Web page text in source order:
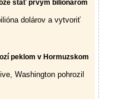
stať prvým bilionárom
dolárov a vytvoriť
peklom v Hormuzskom
Washington pohrozil